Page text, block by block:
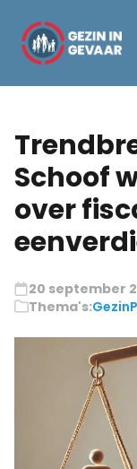
Schoof
over
20 september
Thema's:Gezin